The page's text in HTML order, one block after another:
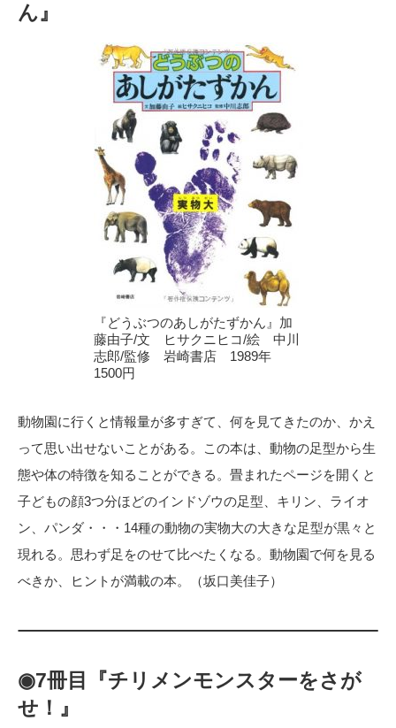
ん』
『どうぶつのあしがたずかん』加
藤由子/文 ヒサクニヒコ/絵 中川
志郎/監修 岩崎書店 1989年
1500円
動物園に行くと情報量が多すぎて、何を見てきたのか、かえ
って思い出せないことがある。この本は、動物の足型から生
態や体の特徴を知ることができる。畳まれたページを開くと
子どもの顔3つ分ほどのインドゾウの足型、キリン、ライオ
ン、パンダ・・・14種の動物の実物大の大きな足型が黒々と
現れる。思わず足をのせて比べたくなる。動物園で何を見る
べきか、ヒントが満載の本。（坂口美佳子）
◉7冊目『チリメンモンスターをさが
せ！』